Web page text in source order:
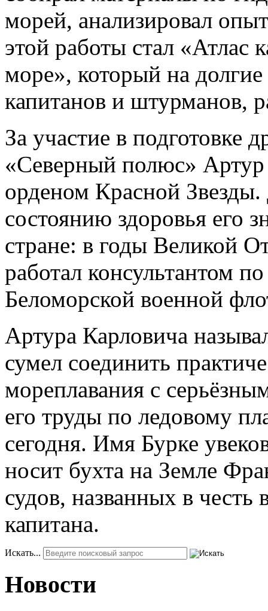
морей, анализировал
этой работы стал «Атлас
море», который на
капитанов и штурманов,
За участие в подготовке
«Северный полюс»
орденом Красной
состоянию здоровья его
стране: в годы Великой
работал консультантом
Беломорской военной
Артура Карловича
сумел соединить
мореплавания с
его труды по ледовому
сегодня. Имя Бурке
носит бухта на Земле
судов, названных в
капитана.
Искать...
Новости